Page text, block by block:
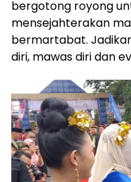
bergotong royong
mensejahterakan
bermartabat.
diri, mawas diri dan